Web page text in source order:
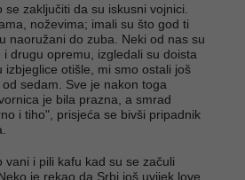
zaključiti da su iskusni vojnici.
noževima; imali su što god ti
naoružani do zuba. Neki od nas su
drugu opremu, izgledali su doista
izbjeglice otišle, mi smo ostali još
sedam. Sve je nakon toga
je bila prazna, a smrad
i tiho", prisjeća se bivši pripadnik
vani i pili kafu kad su se začuli
je rekao da Srbi još uvijek love